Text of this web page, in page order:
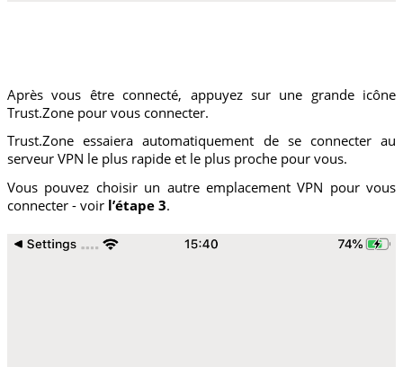
Après vous être connecté, appuyez sur une grande icône
Trust.Zone pour vous connecter.
Trust.Zone essaiera automatiquement de se connecter au
serveur VPN le plus rapide et le plus proche pour vous.
Vous pouvez choisir un autre emplacement VPN pour vous
connecter - voir l’étape 3.